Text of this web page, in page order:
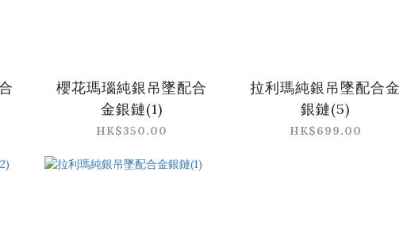
櫻花瑪瑙純銀吊墜配合
金銀鏈(1)
HK$350.00
拉利瑪純銀吊墜配合金
銀鏈(5)
HK$699.00